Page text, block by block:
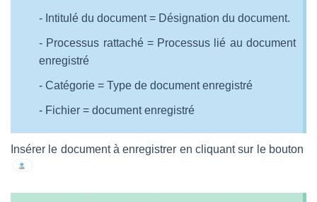
- Intitulé du document = Désignation du document.
- Processus rattaché = Processus lié au document
enregistré
- Catégorie = Type de document enregistré
- Fichier = document enregistré
Insérer le document à enregistrer en cliquant sur le bouton